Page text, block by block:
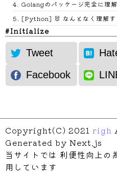
4 Golangのパッケージ完全に理
5
[Python] 🐰 なんとなく理解
Initialize
Implement
Tweet
Facebook
Copyright(C) 2021 righ
Generated by Next.js
当サイトでは 利便性向上
用しています